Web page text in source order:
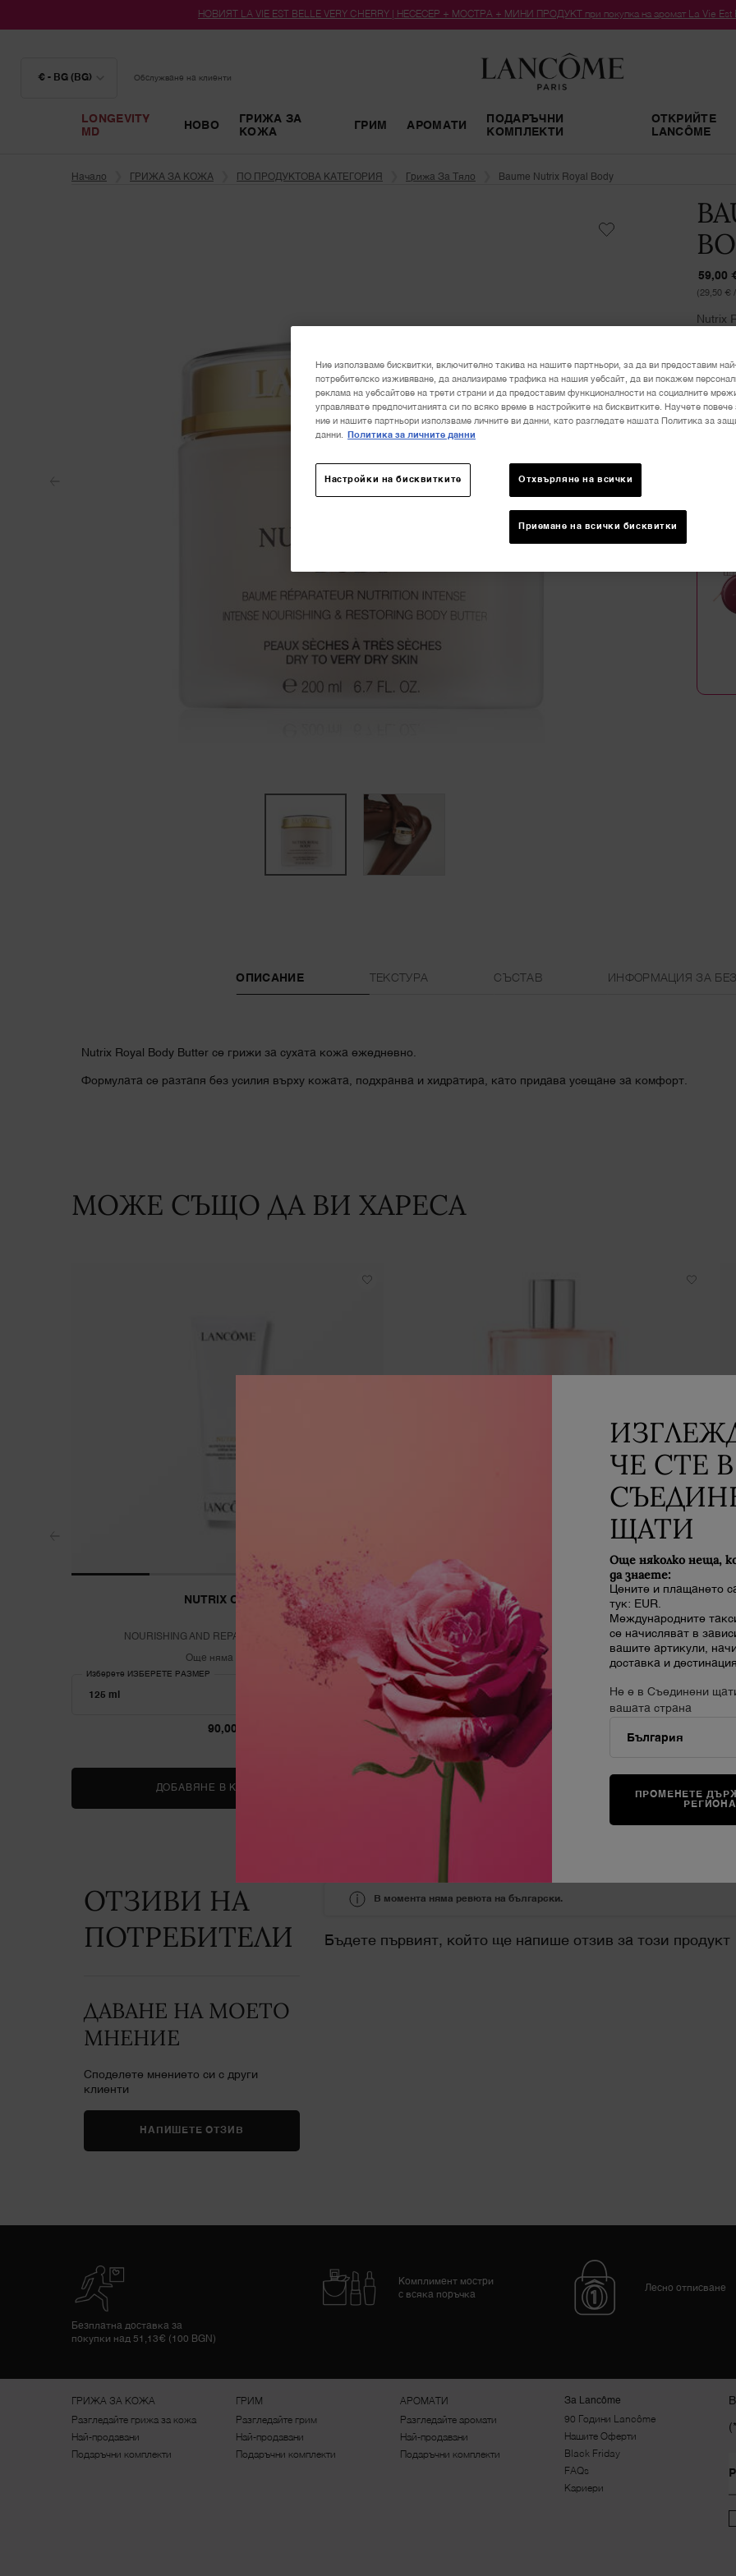
НОВИЯТ LA VIE EST BELLE VERY CHERRY | НЕСЕСЕР + МОСТРА + МИНИ ПРОДУКТ при покупка на аромат La Vie Est
€ - BG (BG) Обслужване на клиенти
LONGEVITY
MD
НОВО
ГРИЖА ЗА
КОЖА
ГРИМ АРОМАТИ
ПОДАРЪЧНИ
КОМПЛЕКТИ
ОТКРИЙТЕ
LANCÔME
Начало
ГРИЖА ЗА КОЖА ПО ПРОДУКТОВА КАТЕГОРИЯ Грижа За Тяло Baume Nutrix Royal Body
59,00
(29,50 €
Nutrix
В
59,00
ОПИСАНИЕ ТЕКСТУРА СЪСТАВ ИНФОРМАЦИЯ ЗА
Nutrix Royal Body Butter се грижи за сухата кожа ежедневно.
Формулата се разтапя без усилия върху кожата, подхранва и хидратира, като придава усещане за комфорт.
PDP Slot 1 SectionМОЖЕ СЪЩО ДА ВИ ХАРЕСА
NUTRIX CREAM
NOURISHING AND REPAIRING RICH CREAM
Още няма отзиви
Изберете ИЗБЕРЕТЕ РАЗМЕР
90,00 €
ДОБАВЯНЕ В КОШНИЦАТА
LA VIE EST BELLE FRAGRANCED SHOWER GEL
Ароматизиран душ гел
Още няма отзиви
Наличен само в 1 размер
200 ml
52,00 €
LA VIE EST BELLE
ОТЗИВИ НА
ПОТРЕБИТЕЛИ
ДАВАНЕ НА МОЕТО
МНЕНИЕ
Споделете мнението си с други
клиенти
НАПИШЕТЕ ОТЗИВ
В момента няма ревюта на български.
Бъдете първият, който ще напише отзив за този продукт
Безплатна доставка за
покупки над 51,13€ (100 BGN)
Комплимент мостри
с всяка поръчка
Лесно отписване
ГРИЖА ЗА КОЖА
Разгледайте грижа за кожа
Най-продавани
Подаръчни комплекти
ГРИМ
Разгледайте грим
Най-продавани
Подаръчни комплекти
АРОМАТИ
Разгледайте аромати
Най-продавани
Подаръчни комплекти
За Lancôme
90 Години Lancôme
Нашите Оферти
Black Friday
FAQs
Кариери
Ние използваме бисквитки, включително такива на нашите партньори, за да ви предоставим
потребителско изживяване, да анализираме трафика на нашия уебсайт, да ви покажем
реклама на уебсайтове на трети страни и да предоставим функционалности на социалните
управлявате предпочитанията си по всяко време в настройките на бисквитките. Научете повече
ние и нашите партньори използваме личните ви данни, като разгледате нашата Политика за
данни.
Политика за личните данни
Настройки на бисквитките Отхвърляне на всички
Приемане на всички бисквитки
ЧЕ СТЕ В
ЩАТИ
Още няколко неща,
да знаете:
Цените и плащането
тук: EUR.
Международните
се начисляват в
вашите артикули,
доставка и
Не е в Съединени
вашата страна
ПРОМЕНЕТЕ
РЕГИОНА